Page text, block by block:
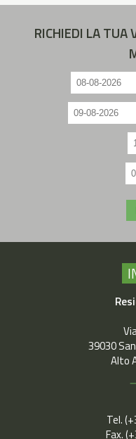
RICHIEDI LA TUA
39030
Alto
Tel.
Fax.